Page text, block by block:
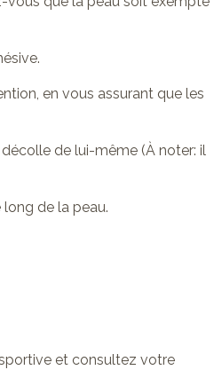
en vous assurant que les
de lui-même (À noter: il
de la peau.
et consultez votre